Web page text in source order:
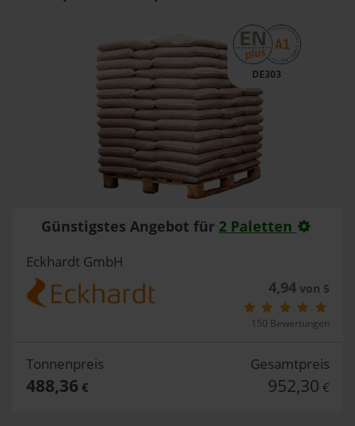
DE303
Günstigstes Angebot für 2 Paletten
Eckhardt GmbH
4,94von 5
150 Bewertungen
Tonnenpreis
488,36 €
Gesamtpreis
952,30 €